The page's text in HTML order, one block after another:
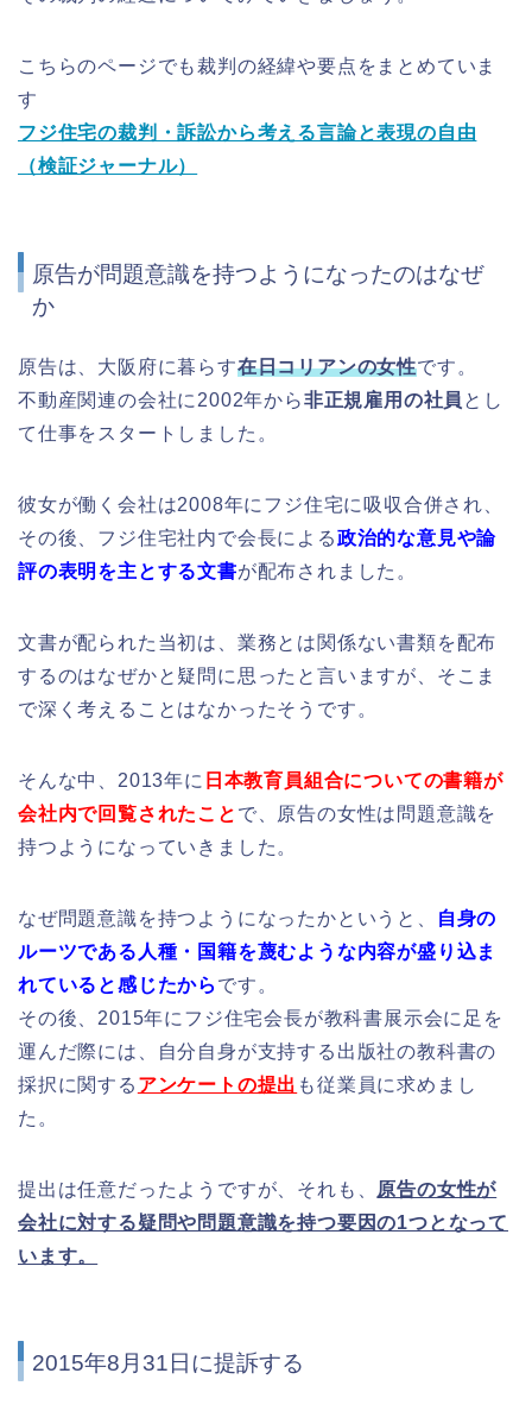
こちらのページでも裁判の経緯や要点をまとめていま
す
フジ住宅の裁判・訴訟から考える言論と表現の自由
（検証ジャーナル）
原告が問題意識を持つようになったのはなぜ
か
原告は、大阪府に暮らす在日コリアンの女性です。
不動産関連の会社に2002年から非正規雇用の社員 とし
て仕事をスタートしました。
彼女が働く会社は2008年にフジ住宅に吸収合併され、
その後、フジ住宅社内で会長による政治的な意見や論
評の表明を主とする文書が配布されました。
文書が配られた当初は、業務とは関係ない書類を配布
するのはなぜかと疑問に思ったと言いますが、そこま
で深く考えることはなかったそうです。
そんな中、2013年に 日本教育員組合についての書籍が
会社内で回覧されたこと で、原告の女性は問題意識を
持つようになっていきました。
なぜ問題意識を持つようになったかというと、
自身の
ルーツである人種・国籍を蔑むような内容が盛り込ま
れていると感じたから です。
その後、2015年にフジ住宅会長が教科書展示会に足を
運んだ際には、自分自身が支持する出版社の教科書の
採択に関する アンケートの提出 も従業員に求めまし
た。
提出は任意だったようですが、それも、 原告の女性が
会社に対する疑問や問題意識を持つ要因の1つとなって
います。
2015年8月31日に提訴する